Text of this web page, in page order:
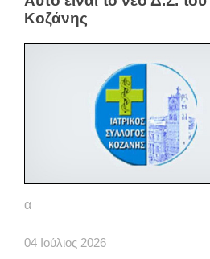
Κοζάνης
α
04 Ιούλιος 2026